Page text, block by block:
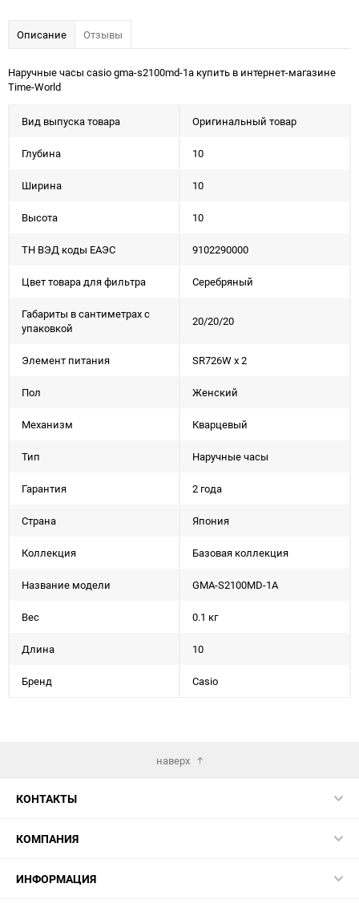
Описание Отзывы
Наручные часы casio gma-s2100md-1a купить в интернет-магазине
Time-World
Вид выпуска товара Оригинальный товар
Глубина 10
Ширина 10
Высота 10
ТН ВЭД коды ЕАЭС 9102290000
Цвет товара для фильтра Серебряный
Габариты в сантиметрах с
упаковкой
20/20/20
Элемент питания SR726W x 2
Пол Женский
Механизм Кварцевый
Тип Наручные часы
Гарантия 2 года
Страна Япония
Коллекция Базовая коллекция
Название модели GMA-S2100MD-1A
Вес 0.1 кг
Длина 10
Бренд Casio
наверх
КОНТАКТЫ
КОМПАНИЯ
ИНФОРМАЦИЯ